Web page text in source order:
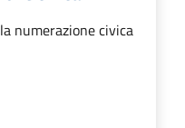
numerazione civica